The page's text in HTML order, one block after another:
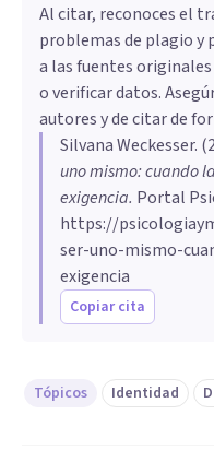
Al citar, reconoces el
problemas de plagio y
a las fuentes
o verificar datos.
autores y de citar de
Silvana Weckesser. (
uno mismo: cuando
exigencia. Portal
https://
ser-uno-mismo-
exigencia
Copiar cita
Tópicos Identidad